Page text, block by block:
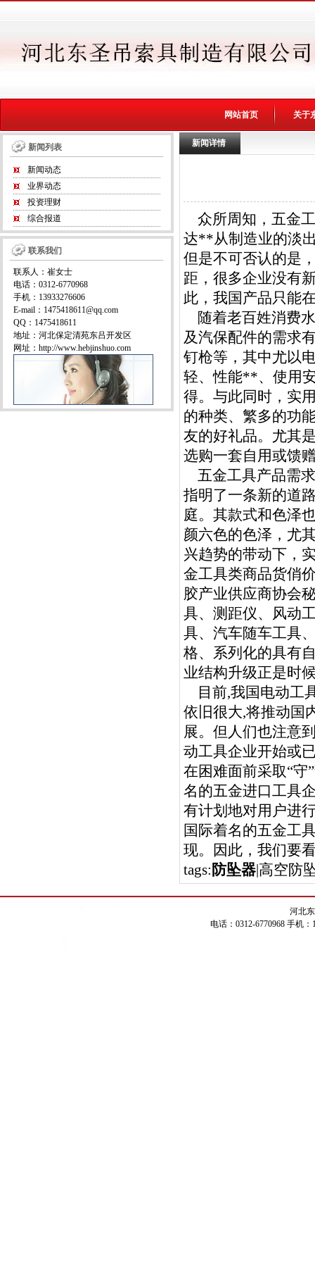
关于
网站首页
新闻列表
新闻动态
业界动态
投资理财
综合报道
联系我们
联系人：崔女士
电话：0312-6770968
手机：13933276606
E-mail：1475418611@qq.com
QQ：1475418611
地址：河北保定清苑东吕开发区
网址：http://www.hebjinshuo.com
新闻详情
众所周知，五金
达**从制造业的淡
但是不可否认的是
距，很多企业没有
此，我国产品只能
随着老百姓消费
及汽保配件的需求
钉枪等，其中尤以
轻、性能**、使用
得。与此同时，实
的种类、繁多的功
友的好礼品。尤其
选购一套自用或馈
五金工具产品需
指明了一条新的道
庭。其款式和色泽
颜六色的色泽，尤
兴趋势的带动下，
金工具类商品货俏
胶产业供应商协会
具、测距仪、风动
具、汽车随车工具
格、系列化的具有
业结构升级正是时
目前,我国电动工
依旧很大,将推动国
展。但人们也注意
动工具企业开始或
在困难面前采取“守
名的五金进口工具
有计划地对用户进
国际着名的五金工
现。因此，我们要
tags: 防坠器|高空防
河北
电话：0312-6770968 手机